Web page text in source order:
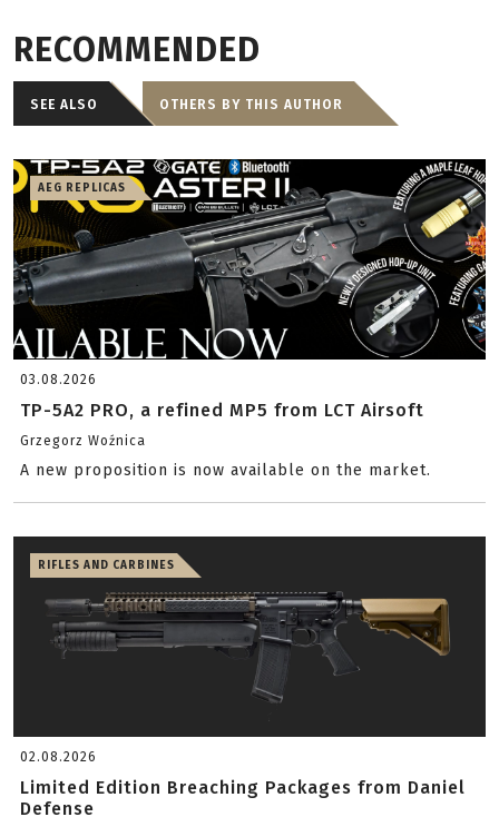
RECOMMENDED
SEE ALSO OTHERS BY THIS AUTHOR
AEG REPLICAS
03.08.2026
TP-5A2 PRO, a refined MP5 from LCT Airsoft
Grzegorz Woźnica
A new proposition is now available on the market.
RIFLES AND CARBINES
02.08.2026
Limited Edition Breaching Packages from Daniel
Defense